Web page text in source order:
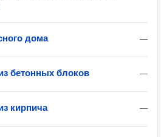
—
дома
—
бетонных блоков
—
кирпича